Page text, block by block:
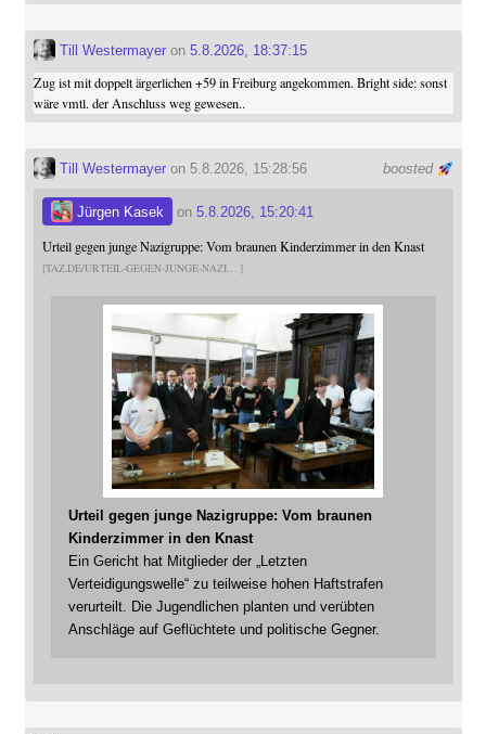
Till Westermayeron 5.8.2026, 18:37:15
Zug ist mit doppelt ärgerlichen +59 in Freiburg angekommen. Bright side: sonst
wäre vmtl. der Anschluss weg gewesen..
boosted
Till Westermayeron 5.8.2026, 15:28:56
Jürgen Kasek on 5.8.2026, 15:20:41
Urteil gegen junge Nazigruppe: Vom braunen Kinderzimmer in den Knast
TAZ.DE/URTEIL-GEGEN-JUNGE-NAZI
Urteil gegen junge Nazigruppe: Vom braunen
Kinderzimmer in den Knast
Ein Gericht hat Mitglieder der „Letzten
Verteidigungswelle“ zu teilweise hohen Haftstrafen
verurteilt. Die Jugendlichen planten und verübten
Anschläge auf Geflüchtete und politische Gegner.